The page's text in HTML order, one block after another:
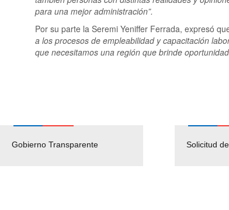
para una mejor administración”.
Por su parte la Seremi Yeniffer Ferrada, expresó
a los procesos de empleabilidad y capacitación
que necesitamos una región que brinde
Gobierno Transparente Solicitud
Pago Proveedores